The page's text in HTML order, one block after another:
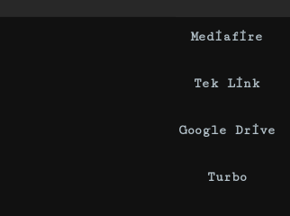
Mediafire
Tek Link
Google Drive
Turbo